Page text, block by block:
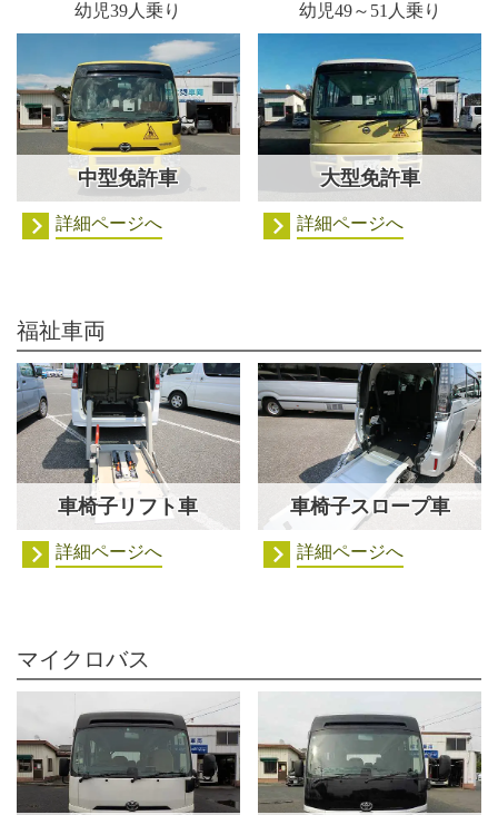
幼児39人乗り
中型免許車
詳細ページへ
幼児49～51人乗り
大型免許車
詳細ページへ
福祉車両
車椅子リフト車
詳細ページへ
車椅子スロープ車
詳細ページへ
マイクロバス